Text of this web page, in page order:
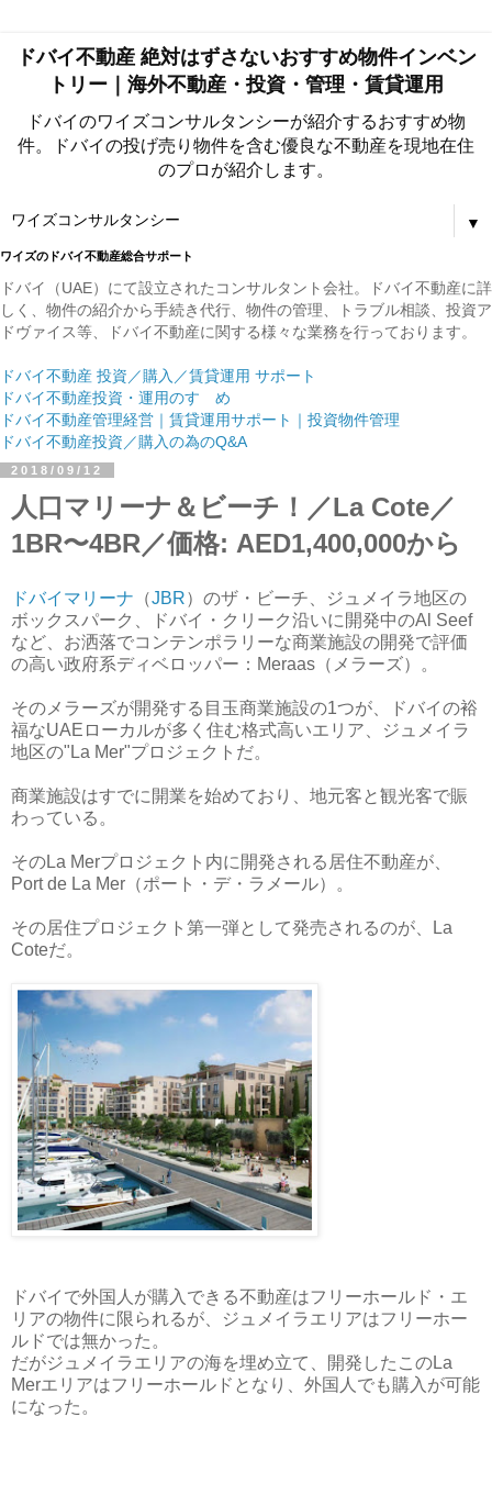
ドバイ不動産 絶対はずさないおすすめ物件インベン
トリー｜海外不動産・投資・管理・賃貸運用
ドバイのワイズコンサルタンシーが紹介するおすすめ物
件。ドバイの投げ売り物件を含む優良な不動産を現地在住
のプロが紹介します。
▼
ワイズのドバイ不動産総合サポート
ドバイ（UAE）にて設立されたコンサルタント会社。ドバイ不動産に詳
しく、物件の紹介から手続き代行、物件の管理、トラブル相談、投資ア
ドヴァイス等、ドバイ不動産に関する様々な業務を行っております。
ドバイ不動産 投資／購入／賃貸運用 サポート
ドバイ不動産投資・運用のすゝめ
ドバイ不動産管理経営｜賃貸運用サポート｜投資物件管理
ドバイ不動産投資／購入の為のQ&A
2018/09/12
人口マリーナ＆ビーチ！／La Cote／
1BR〜4BR／価格: AED1,400,000から
ドバイマリーナ （JBR）のザ・ビーチ、ジュメイラ地区の
ボックスパーク、ドバイ・クリーク沿いに開発中のAl Seef
など、お洒落でコンテンポラリーな商業施設の開発で評価
の高い政府系ディベロッパー：Meraas（メラーズ）。
そのメラーズが開発する目玉商業施設の1つが、ドバイの裕
福なUAEローカルが多く住む格式高いエリア、ジュメイラ
地区の"La Mer"プロジェクトだ。
商業施設はすでに開業を始めており、地元客と観光客で賑
わっている。
そのLa Merプロジェクト内に開発される居住不動産が、
Port de La Mer（ポート・デ・ラメール）。
その居住プロジェクト第一弾として発売されるのが、La
Coteだ。
ドバイで外国人が購入できる不動産はフリーホールド・エ
リアの物件に限られるが、ジュメイラエリアはフリーホー
ルドでは無かった。
だがジュメイラエリアの海を埋め立て、開発したこのLa
Merエリアはフリーホールドとなり、外国人でも購入が可能
になった。